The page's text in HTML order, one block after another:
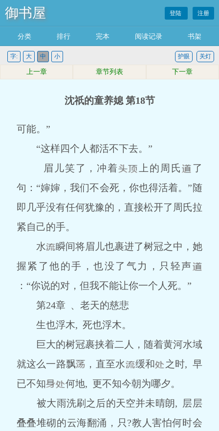
御书屋 登陆 注册
分类 排行 完本 阅读记录 书架
字: 大 中 小 关灯
护眼
上一章 章节列表 下一章
沈祇的童养媳 第18节
可能。”
“这样四个人都活不下去。”
眉儿笑了，冲着
上的周氏
了
句：“婶婶，我们不会死，你也得活着。”随
即几乎没有任何犹豫的，直接松开了周氏拉
紧自己的手。
水
瞬间将眉儿也裹进了树冠之中，她
握紧了他的手，也没了气力，只轻声
：“你说的对，但我不能让你一个人死。”
第24章 、老天的慈悲
生也浮木, 死也浮木。
巨大的树冠裹挟着二人，随着黄河水域
就这么一路飘
，直至水 缓和
之时, 早
已不知
何地, 更不知今朝为哪夕。
被大雨洗刷之后的天空并未晴朗, 层层
叠叠堆砌的云海翻涌，只?教人害怕何时会